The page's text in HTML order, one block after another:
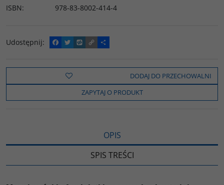
ISBN: 978-83-8002-414-4
Udostępnij:
F
a
e
o
k
T
w
t
t
e
W
y
o
C
o
y
i
n
k
P
o
z
e
l
s
DODAJ DO PRZECHOWALNI
ZAPYTAJ O PRODUKT
OPIS
SPIS TREŚCI